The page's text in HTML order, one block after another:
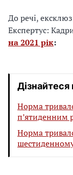
До речі,
Експертус:
на 2021 рік:
Норма
п’ятиденним
Норма